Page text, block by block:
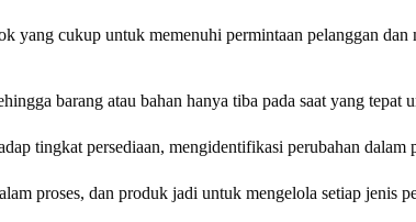
yang cukup untuk memenuhi permintaan pelanggan
barang atau bahan hanya tiba pada saat yang tepat
tingkat persediaan, mengidentifikasi perubahan
proses, dan produk jadi untuk mengelola setiap jenis